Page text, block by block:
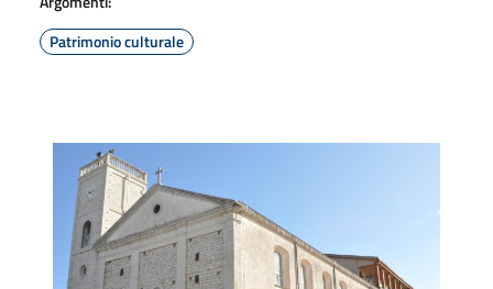
Patrimonio culturale